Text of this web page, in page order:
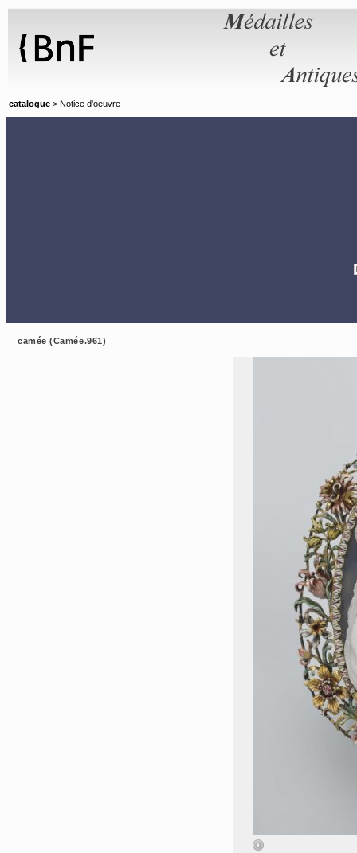
catalogue > Notice d'oeuvre
camée (Camée.961)